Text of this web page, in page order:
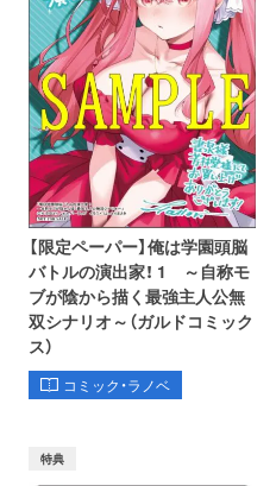
【限定ペーパー】俺は学園頭脳
バトルの演出家！ 1 ～自称モ
ブが陰から描く最強主人公無
双シナリオ～（ガルドコミック
ス）
コミック・ラノベ
特典